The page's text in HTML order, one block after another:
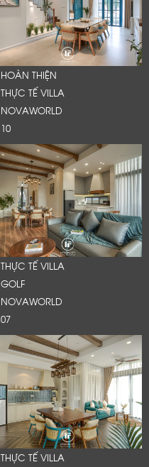
HOÀN THIỆN
THỰC TẾ VILLA
NOVAWORLD
10
THỰC TẾ VILLA
GOLF
NOVAWORLD
07
THỰC TẾ VILLA